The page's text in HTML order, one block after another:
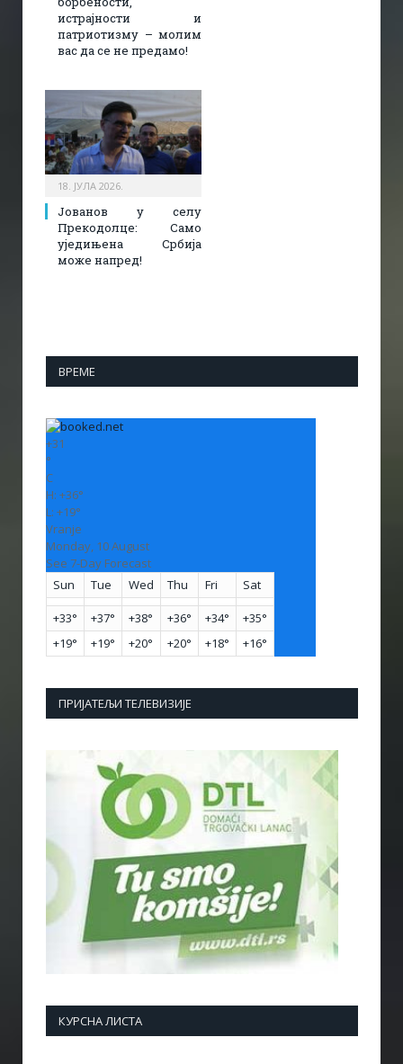
истрајности и
патриотизму – молим
вас да се не предамо!
18. ЈУЛА 2026.
Јованов у селу
Прекодолце: Само
уједињена Србија
може напред!
ВРЕМЕ
+31
°
C
H: +36°
L: +19°
Vranje
Monday, 10 August
See 7-Day Forecast
Sun
Tue Wed Thu Fri Sat
+33° +37° +38° +36° +34° +35°
+19° +19° +20° +20° +18° +16°
ПРИЈАТЕЉИ ТЕЛЕВИЗИЈЕ
КУРСНА ЛИСТА